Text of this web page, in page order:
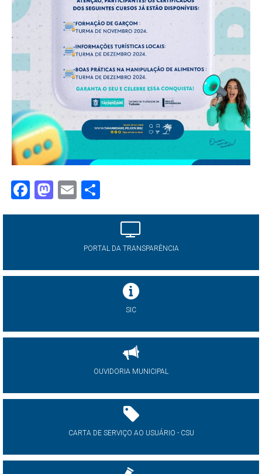
Facebook
Mastodon
Email
PORTAL DA TRANSPARÊNCIA
SIC
OUVIDORIA MUNICIPAL
CARTA DE SERVIÇO AO USUÁRIO - CSU